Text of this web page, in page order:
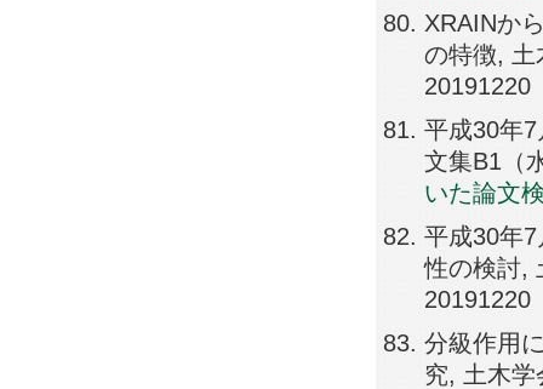
XRAINか
の特徴, 土
20191220
平成30年
文集B1（
いた論文
平成30年7
性の検討,
20191220
分級作用
究, 土木